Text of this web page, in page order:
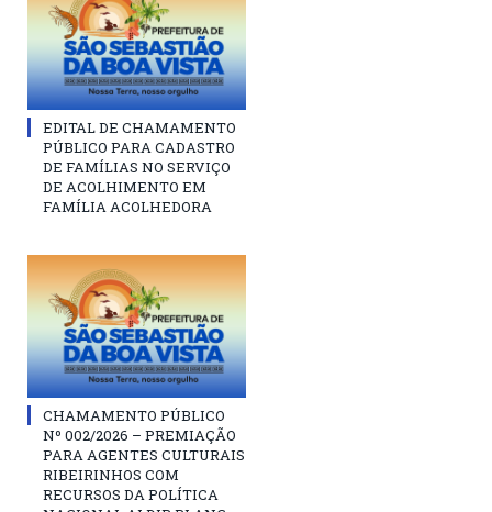
EDITAL DE CHAMAMENTO
PÚBLICO PARA CADASTRO
DE FAMÍLIAS NO SERVIÇO
DE ACOLHIMENTO EM
FAMÍLIA ACOLHEDORA
CHAMAMENTO PÚBLICO
Nº 002/2026 – PREMIAÇÃO
PARA AGENTES CULTURAIS
RIBEIRINHOS COM
RECURSOS DA POLÍTICA